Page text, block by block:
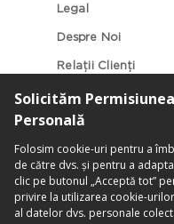
Legal
Despre Noi
Relații Clienți
Categorii Populare
Localizarea